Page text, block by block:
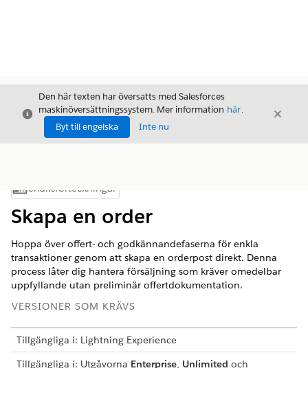
Stäng
Den här texten har översatts med Salesforces
maskinöversättningssystem. Mer information här.
Byt till engelska
Inte nu
Stäng
Visa innehållsförteckning
Innehållsförteckningar
Skapa en order
Hoppa över offert- och godkännandefaserna för enkla
transaktioner genom att skapa en orderpost direkt. Denna
process låter dig hantera försäljning som kräver omedelbar
uppfyllande utan preliminär offertdokumentation.
VERSIONER SOM KRÄVS
Tillgängliga i: Lightning Experience
Tillgängliga i: Utgåvorna Enterprise, Unlimited och